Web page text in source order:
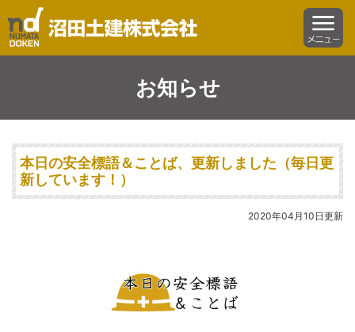
沼田土建株式会社 menu
お知らせ
本日の安全標語＆ことば、更新しました（毎日更
新しています！）
2020年04月10日更新